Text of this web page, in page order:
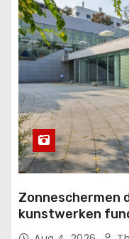
Zonneschermen
kunstwerken
esthetiek